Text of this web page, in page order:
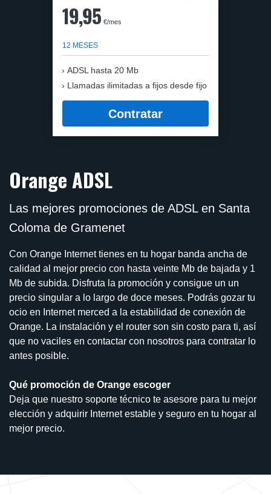
19,95 €/mes
12 MESES
ADSL hasta 20 Mb
Llamadas ilimitadas a fijos desde fijo
Contratar
Orange ADSL
Las mejores promociones de ADSL en Santa
Coloma de Gramenet
Con Orange Internet tienes en tu hogar banda ancha de
calidad al mejor precio con hasta veinte Mb de bajada y 1
Mb de subida. Disfruta la promoción y consigue un un
precio singular a lo largo de doce meses. Podrás gozar tu
ocio en Internet merced a la estabilidad de conexión de
Orange. La instalación y el router son sin costo para ti, así
que no vaciles en contactar con nosotros para contratar lo
antes posible.
Qué promoción de Orange escoger
Deja que nuestro soporte técnico te asesore para tu mejor
elección y adquirir Internet estable y seguro en tu hogar al
mejor precio.